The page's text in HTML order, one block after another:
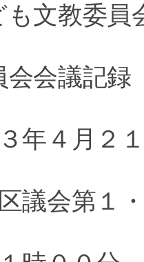
文教委員
会議記録
年４月２
会第１・